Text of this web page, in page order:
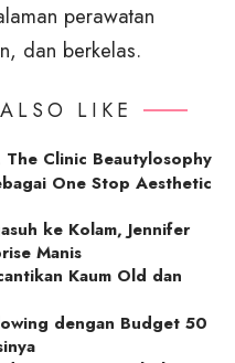
perawatan
dan berkelas.
LIKE
The Clinic Beautylosophy
One Stop Aesthetic
ke Kolam, Jennifer
Manis
Kaum Old dan
dengan Budget 50